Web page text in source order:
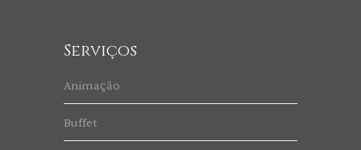
Serviços
Animação
Buffet